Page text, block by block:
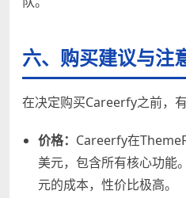
六、购买建议与注
在决定购买Careerfy之前，有
价格： Careerfy在
美元，包含所有核心功能
元的成本，性价比极高。